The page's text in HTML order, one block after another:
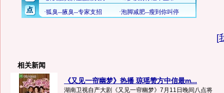
[
相关新闻
《又见一帘幽梦》热播 琼瑶赞方中信最m...
湖南卫视自产大剧《又见一帘幽梦》7月11日晚间八点将